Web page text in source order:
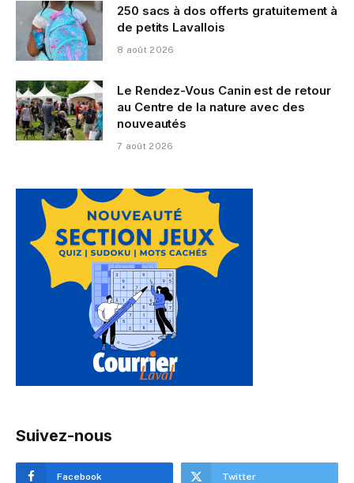
250 sacs à dos offerts gratuitement à
de petits Lavallois
8 août 2026
Le Rendez-Vous Canin est de retour
au Centre de la nature avec des
nouveautés
7 août 2026
Suivez-nous
Facebook Twitter